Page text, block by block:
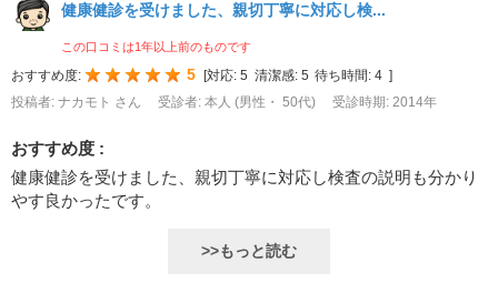
健康健診を受けました、親切丁寧に対応し検...
この口コミは1年以上前のものです
おすすめ度: 5 [対応: 5 清潔感: 5 待ち時間: 4 ]
投稿者: ナカモト さん
受診者: 本人 (男性・ 50代) 受診時期: 2014年
おすすめ度 :
健康健診を受けました、親切丁寧に対応し検査の説明も分かり
やす良かったです。
>>もっと読む